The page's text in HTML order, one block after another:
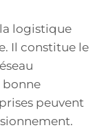
logistique
Il constitue le
bonne
peuvent